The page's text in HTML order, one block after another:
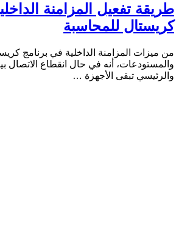
طريقة تفعيل المزامنة
كريستال للمحاسبة
من ميزات المزامنة الداخلية في برنامج
والمستودعات، أنه في حال انقطاع الاتصال
والرئيسي تبقى الأجهزة …